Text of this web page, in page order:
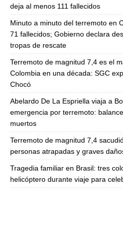
deja al menos 111 fallecidos
Minuto a minuto del terremoto en
71 fallecidos; Gobierno declara
tropas de rescate
Terremoto de magnitud 7,4 es el
Colombia en una década: SGC
Chocó
Abelardo De La Espriella viaja a
emergencia por terremoto:
muertos
Terremoto de magnitud 7,4
personas atrapadas y graves
Tragedia familiar en Brasil: tres
helicóptero durante viaje para